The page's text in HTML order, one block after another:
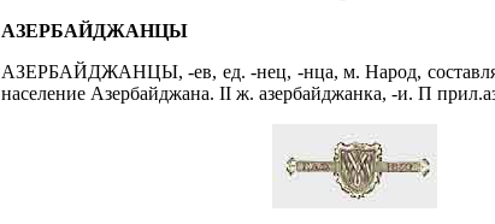
АЗЕРБАЙДЖАНЦЫ
АЗЕРБАЙДЖАНЦЫ, -ев, ед. -нец, -нца, м. Народ,
население Азербайджана. II ж. азербайджанка, -и. П